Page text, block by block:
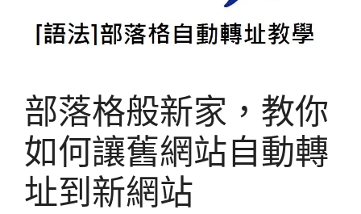
部落格般新家，教你
如何讓舊網站自動轉
址到新網站